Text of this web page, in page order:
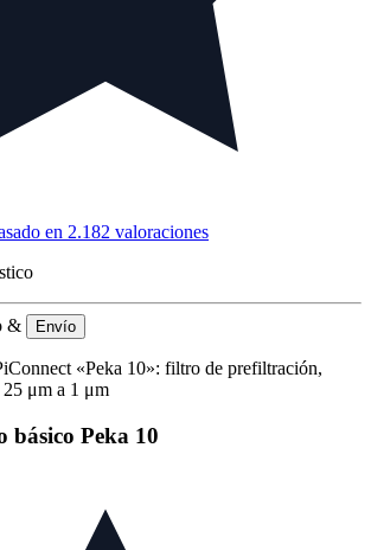
en 2.182 valoraciones
& Envío
«Peka 10»: filtro de prefiltración,
25 μm a 1 μm
Peka 10